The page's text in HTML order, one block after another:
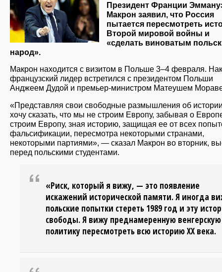
Президент Франции
Макрон заявил, что Россия
пытается пересмотреть
Второй мировой войны и
«сделать виноватым
народ».
Макрон находится с визитом в Польше 3–4 февраля.
французский лидер встретился с президентом Польши
Анджеем Дудой и премьер-министром Матеушем
«Представляя свои свободные размышления об
хочу сказать, что мы не строим Европу, забывая о
строим Европу, зная историю, защищая ее от всех
фальсификации, пересмотра некоторыми странами,
некоторыми партиями», — сказал Макрон во вторник,
перед польскими студентами.
«Риск, который я вижу, — это появление
искажений исторической памяти. Я иногда
польские попытки стереть 1989 год и эту
свободы. Я вижу преднамеренную венгерскую
политику пересмотреть всю историю XX века.